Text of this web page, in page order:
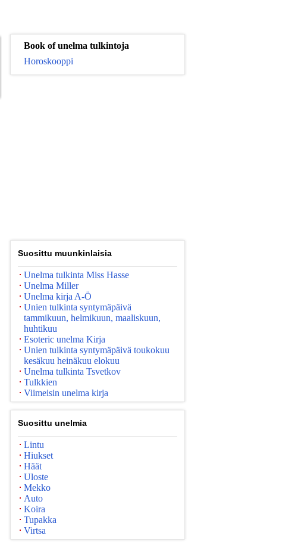
Book of unelma tulkintoja
Horoskooppi
Suosittu muunkinlaisia
Unelma tulkinta Miss Hasse
Unelma Miller
Unelma kirja A-Ö
Unien tulkinta syntymäpäivä
tammikuun, helmikuun, maaliskuun,
huhtikuu
Esoteric unelma Kirja
Unien tulkinta syntymäpäivä toukokuu
kesäkuu heinäkuu elokuu
Unelma tulkinta Tsvetkov
Tulkkien
Viimeisin unelma kirja
Suosittu unelmia
Lintu
Hiukset
Häät
Uloste
Mekko
Auto
Koira
Tupakka
Virtsa